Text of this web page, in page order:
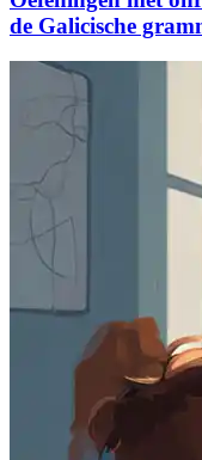
de Galicische